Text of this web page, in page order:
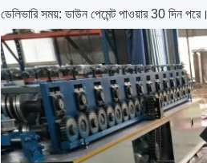
ডেলিভারি সময়: ডাউন পেমেন্ট পাওয়ার 30 দিন পরে।